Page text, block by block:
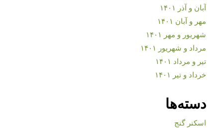
آبان و آذر ۱۴۰۱
مهر و آبان ۱۴۰۱
شهریور و مهر ۱۴۰۱
مرداد و شهریور ۱۴۰۱
تیر و مرداد ۱۴۰۱
خرداد و تیر ۱۴۰۱
دسته‌ها
اسکنر گنج